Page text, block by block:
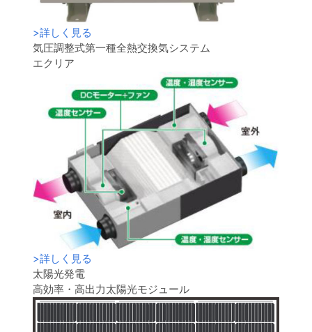
>詳しく見る
気圧調整式第一種全熱交換気システム
エクリア
>詳しく見る
太陽光発電
高効率・高出力太陽光モジュール